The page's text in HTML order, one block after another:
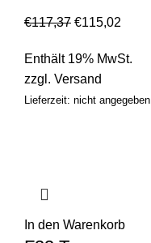
€117,37 €115,02
Enthält 19% MwSt.
zzgl. Versand
Lieferzeit: nicht angegeben
In den Warenkorb